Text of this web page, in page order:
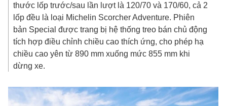
thước lốp trước/sau lần lượt là 120/70 và 170/60, cả 2
lốp đều là loại Michelin Scorcher Adventure. Phiên
bản Special được trang bị hệ thống treo bán chủ động
tích hợp điều chỉnh chiều cao thích ứng, cho phép hạ
chiều cao yên từ 890 mm xuống mức 855 mm khi
dừng xe.